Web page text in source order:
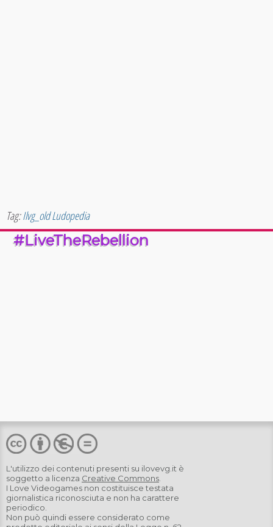
Tag:Ilvg_oldLudopedia
#LiveTheRebellion
L'utilizzo dei contenuti presenti su ilovevg.it è
soggetto a licenza Creative Commons.
I Love Videogames non costituisce testata
giornalistica riconosciuta e non ha carattere
periodico.
Non può quindi essere considerato come